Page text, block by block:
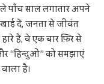
पाँच साल लगातार अपने
दें, जनता से जीवंत
हैं, वे एक बार फ़िर से
“हिन्दुओं” को समझाएं
है।